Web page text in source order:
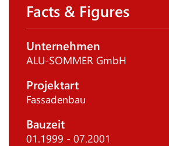
Facts & Figures
Unternehmen
ALU-SOMMER GmbH
Projektart
Fassadenbau
Bauzeit
01.1999 - 07.2001